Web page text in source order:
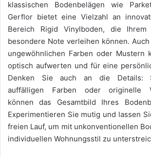
klassischen Bodenbelägen wie
Gerflor bietet eine Vielzahl an
Bereich Rigid Vinylboden, die Ihrem
besondere Note verleihen können.
ungewöhnlichen Farben oder Mustern
optisch aufwerten und für eine
Denken Sie auch an die Details:
auffälligen Farben oder originelle
können das Gesamtbild Ihres
Experimentieren Sie mutig und lassen
freien Lauf, um mit unkonventionellen
individuellen Wohnungsstil zu